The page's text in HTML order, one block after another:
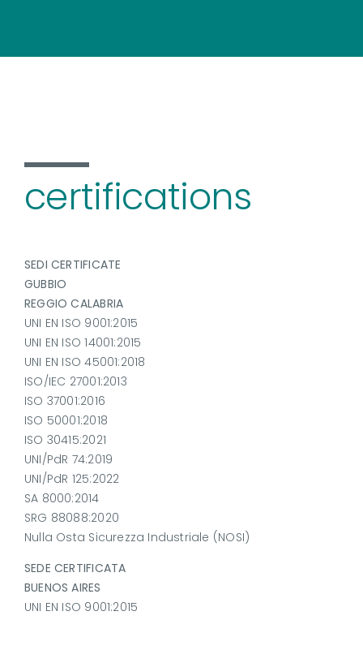
certifications
SEDI CERTIFICATE
GUBBIO
REGGIO CALABRIA
UNI EN ISO 9001:2015
UNI EN ISO 14001:2015
UNI EN ISO 45001:2018
ISO/IEC 27001:2013
ISO 37001:2016
ISO 50001:2018
ISO 30415:2021
UNI/PdR 74:2019
UNI/PdR 125:2022
SA 8000:2014
SRG 88088:2020
Nulla Osta Sicurezza Industriale (NOSI)
SEDE CERTIFICATA
BUENOS AIRES
UNI EN ISO 9001:2015